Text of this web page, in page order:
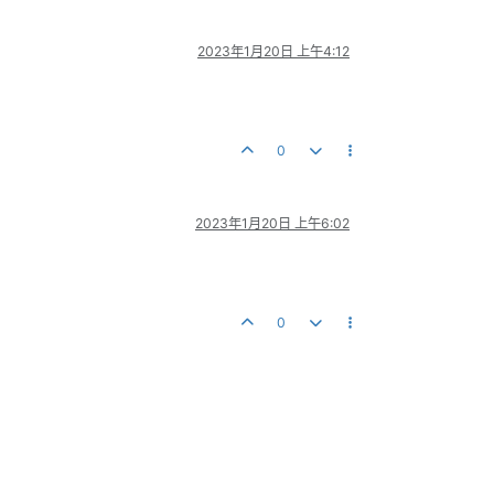
2023年1月20日 上午4:12
0
2023年1月20日 上午6:02
0